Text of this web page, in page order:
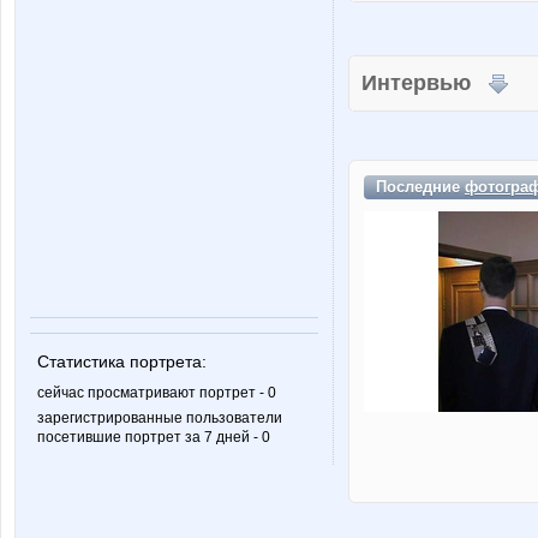
Статистика портрета:
сейчас просматривают портрет - 0
зарегистрированные пользователи
посетившие портрет за 7 дней - 0
Интервью
Последние